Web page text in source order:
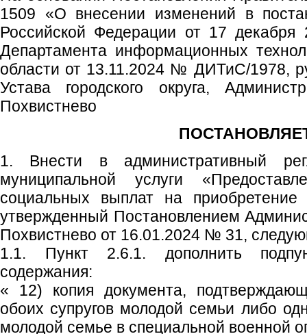
1509 «О внесении изменений в
Российской Федерации от 17
Департамента информационных
области от 13.11.2024 № ДИТиС/1978,
Устава городского округа,
Похвистнево
1. Внести в административный
муниципальной услуги
социальных выплат на приобретение
утвержденный Постановлением
Похвистнево от 16.01.2024 № 31,
1.1. Пункт 2.6.1. дополнить
содержания:
« 12) копия документа,
обоих супругов молодой семьи либо
молодой семье в специальной военной